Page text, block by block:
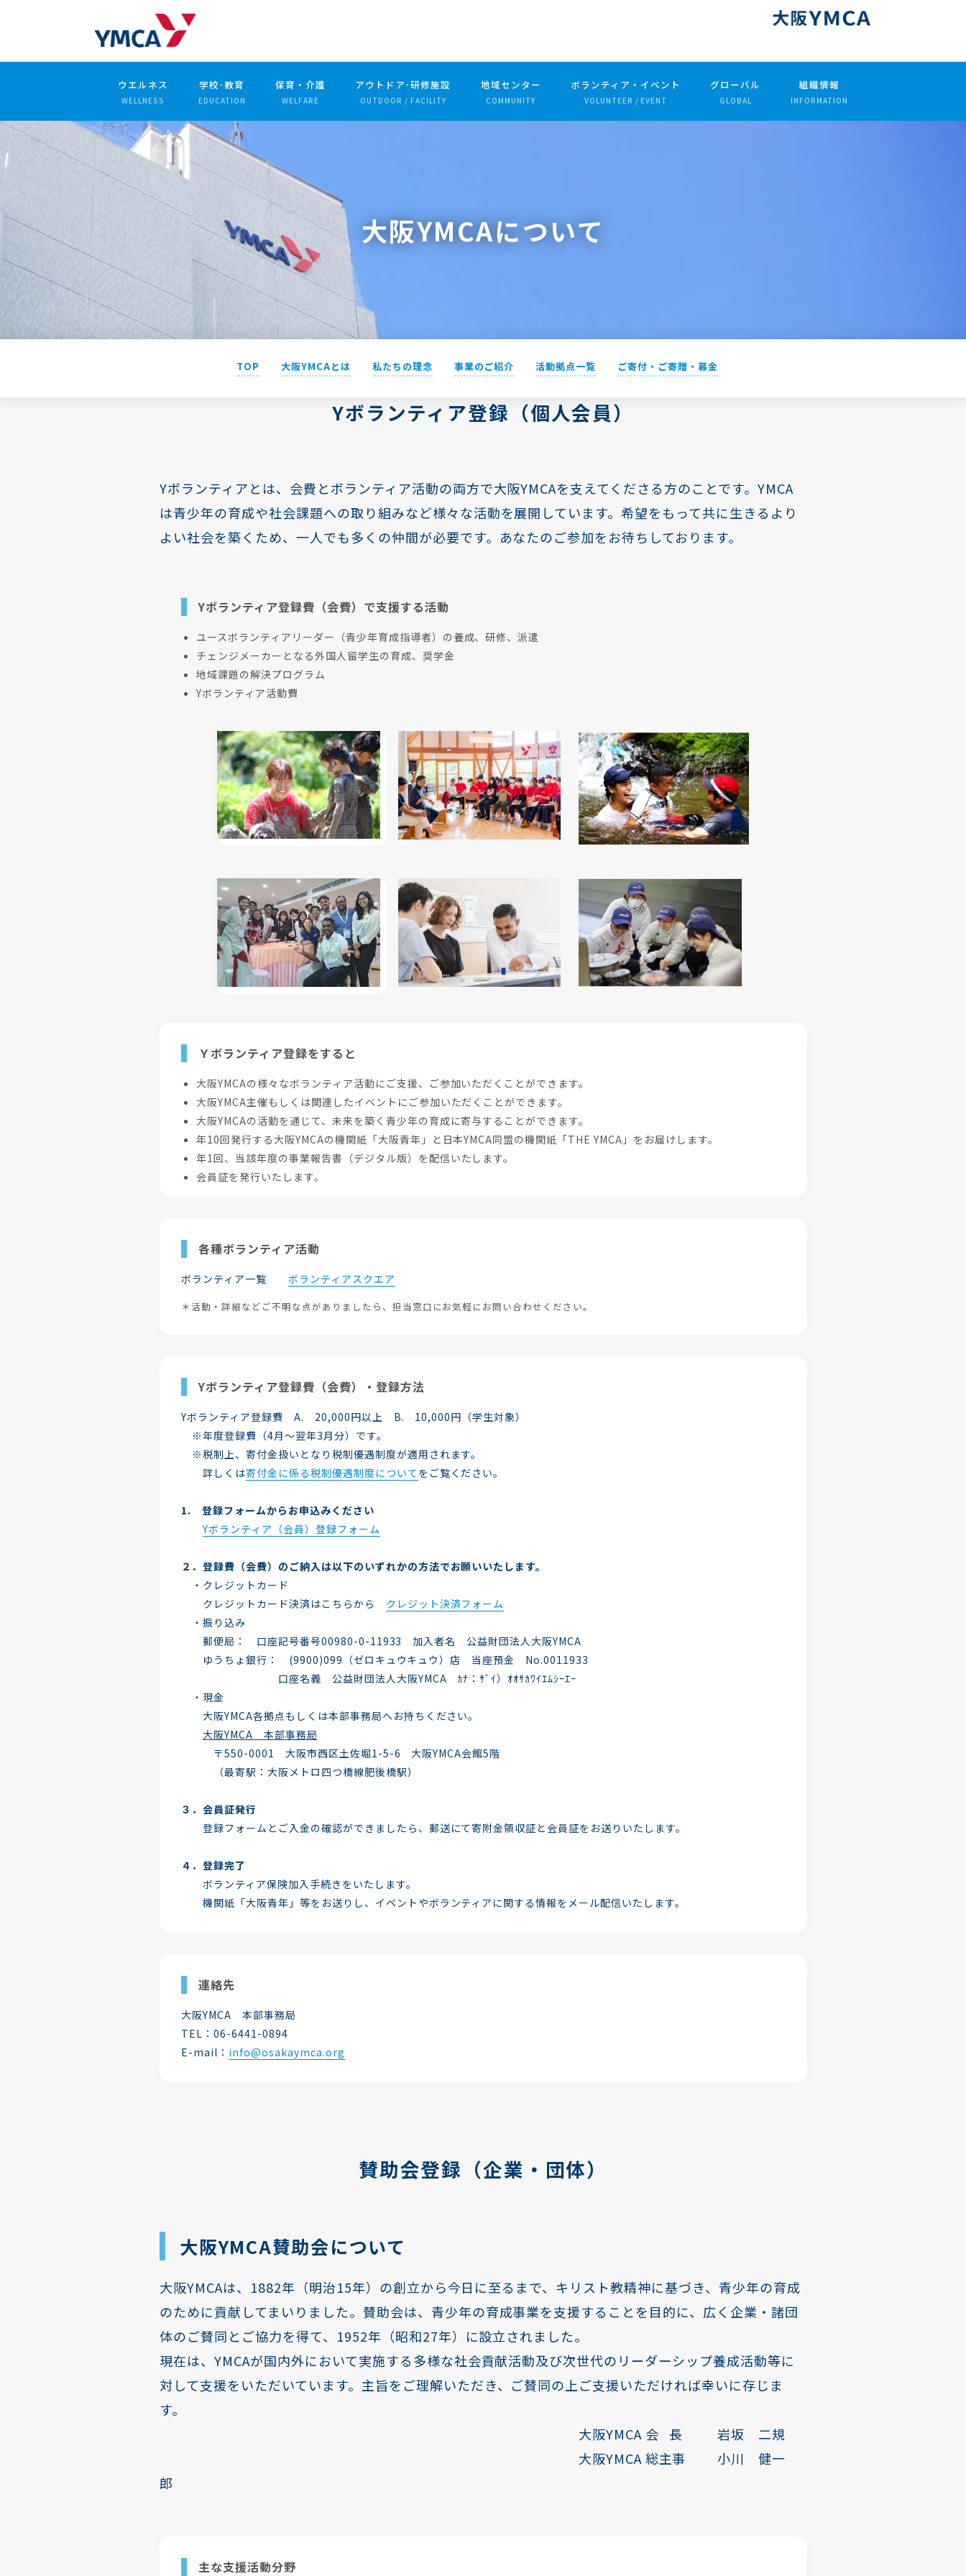
ウエルネス
WELLNESS
学校･教育
EDUCATION
保育・介護
WELFARE
アウトドア･研修施設
OUTDOOR / FACILITY
地域センター
COMMUNITY
ボランティア・イベント
VOLUNTEER / EVENT
グローバル
GLOBAL
組織情報
INFORMATION
大阪YMCAについて
TOP 大阪YMCAとは 私たちの理念 事業のご紹介 活動拠点一覧 ご寄付・ご寄贈・募金
Yボランティア登録（個人会員）
Yボランティアとは、会費とボランティア活動の両方で大阪YMCAを支えてくださる方のことです。YMCA
は青少年の育成や社会課題への取り組みなど様々な活動を展開しています。希望をもって共に生きるより
よい社会を築くため、一人でも多くの仲間が必要です。あなたのご参加をお待ちしております。
Yボランティア登録費（会費）で支援する活動
ユースボランティアリーダー（青少年育成指導者）の養成、研修、派遣
チェンジメーカーとなる外国人留学生の育成、奨学金
地域課題の解決プログラム
Yボランティア活動費
Ｙボランティア登録をすると
大阪YMCAの様々なボランティア活動にご支援、ご参加いただくことができます。
大阪YMCA主催もしくは関連したイベントにご参加いただくことができます。
大阪YMCAの活動を通じて、未来を築く青少年の育成に寄与することができます。
年10回発行する大阪YMCAの機関紙「大阪青年」と日本YMCA同盟の機関紙「THE YMCA」をお届けします。
年1回、当該年度の事業報告書（デジタル版）を配信いたします。
会員証を発行いたします。
各種ボランティア活動
ボランティア一覧 ボランティアスクエア
＊活動・詳細などご不明な点がありましたら、担当窓口にお気軽にお問い合わせください。
Yボランティア登録費（会費）・登録方法
Yボランティア登録費 A. 20,000円以上 B. 10,000円（学生対象）
※年度登録費（4月～翌年3月分）です。
※税制上、寄付金扱いとなり税制優遇制度が適用されます。
詳しくは寄付金に係る税制優遇制度について をご覧ください。
1. 登録フォームからお申込みください
Yボランティア（会員）登録フォーム
２．登録費（会費）のご納入は以下のいずれかの方法でお願いいたします。
・クレジットカード
クレジットカード決済はこちらから クレジット決済フォーム
・振り込み
郵便局： 口座記号番号00980-0-11933 加入者名 公益財団法人大阪YMCA
ゆうちょ銀行： (9900)099（ゼロキュウキュウ）店 当座預金 No.0011933
口座名義 公益財団法人大阪YMCA ｶﾅ：ｻﾞｲ）ｵｵｻｶﾜｲｴﾑｼｰｴｰ
・現金
大阪YMCA各拠点もしくは本部事務局へお持ちください。
大阪YMCA 本部事務局
〒550-0001 大阪市西区土佐堀1-5-6 大阪YMCA会館5階
（最寄駅：大阪メトロ四つ橋線肥後橋駅）
３．会員証発行
登録フォームとご入金の確認ができましたら、郵送にて寄附金領収証と会員証をお送りいたします。
４．登録完了
ボランティア保険加入手続きをいたします。
機関紙「大阪青年」等をお送りし、イベントやボランティアに関する情報をメール配信いたします。
連絡先
大阪YMCA 本部事務局
TEL：06-6441-0894
E-mail： info@osakaymca.org
賛助会登録（企業・団体）
大阪YMCA賛助会について
大阪YMCAは、1882年（明治15年）の創立から今日に至るまで、キリスト教精神に基づき、青少年の育成
のために貢献してまいりました。賛助会は、青少年の育成事業を支援することを目的に、広く企業・諸団
体のご賛同とご協力を得て、1952年（昭和27年）に設立されました。
現在は、YMCAが国内外において実施する多様な社会貢献活動及び次世代のリーダーシップ養成活動等に
対して支援をいただいています。主旨をご理解いただき、ご賛同の上ご支援いただければ幸いに存じま
す。
大阪YMCA 会 長 岩坂 二規
大阪YMCA 総主事 小川 健一
郎
主な支援活動分野